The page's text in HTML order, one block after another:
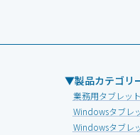
▼製品カテゴリ
業務用タブレット
Windowsタブレ
Windowsタブレ